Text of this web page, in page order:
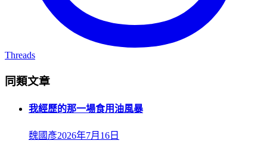
Threads
同類文章
我經歷的那一場食用油風暴
魏國彥2026年7月16日